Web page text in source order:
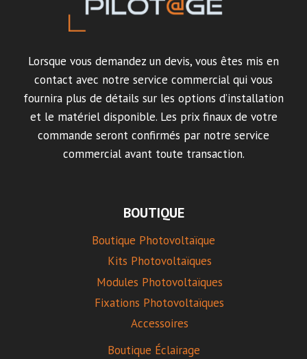
Lorsque vous demandez un devis, vous êtes mis en
contact avec notre service commercial qui vous
fournira plus de détails sur les options d’installation
et le matériel disponible. Les prix finaux de votre
commande seront confirmés par notre service
commercial avant toute transaction.
BOUTIQUE
Boutique Photovoltaïque
Kits Photovoltaïques
Modules Photovoltaïques
Fixations Photovoltaïques
Accessoires
Boutique Éclairage